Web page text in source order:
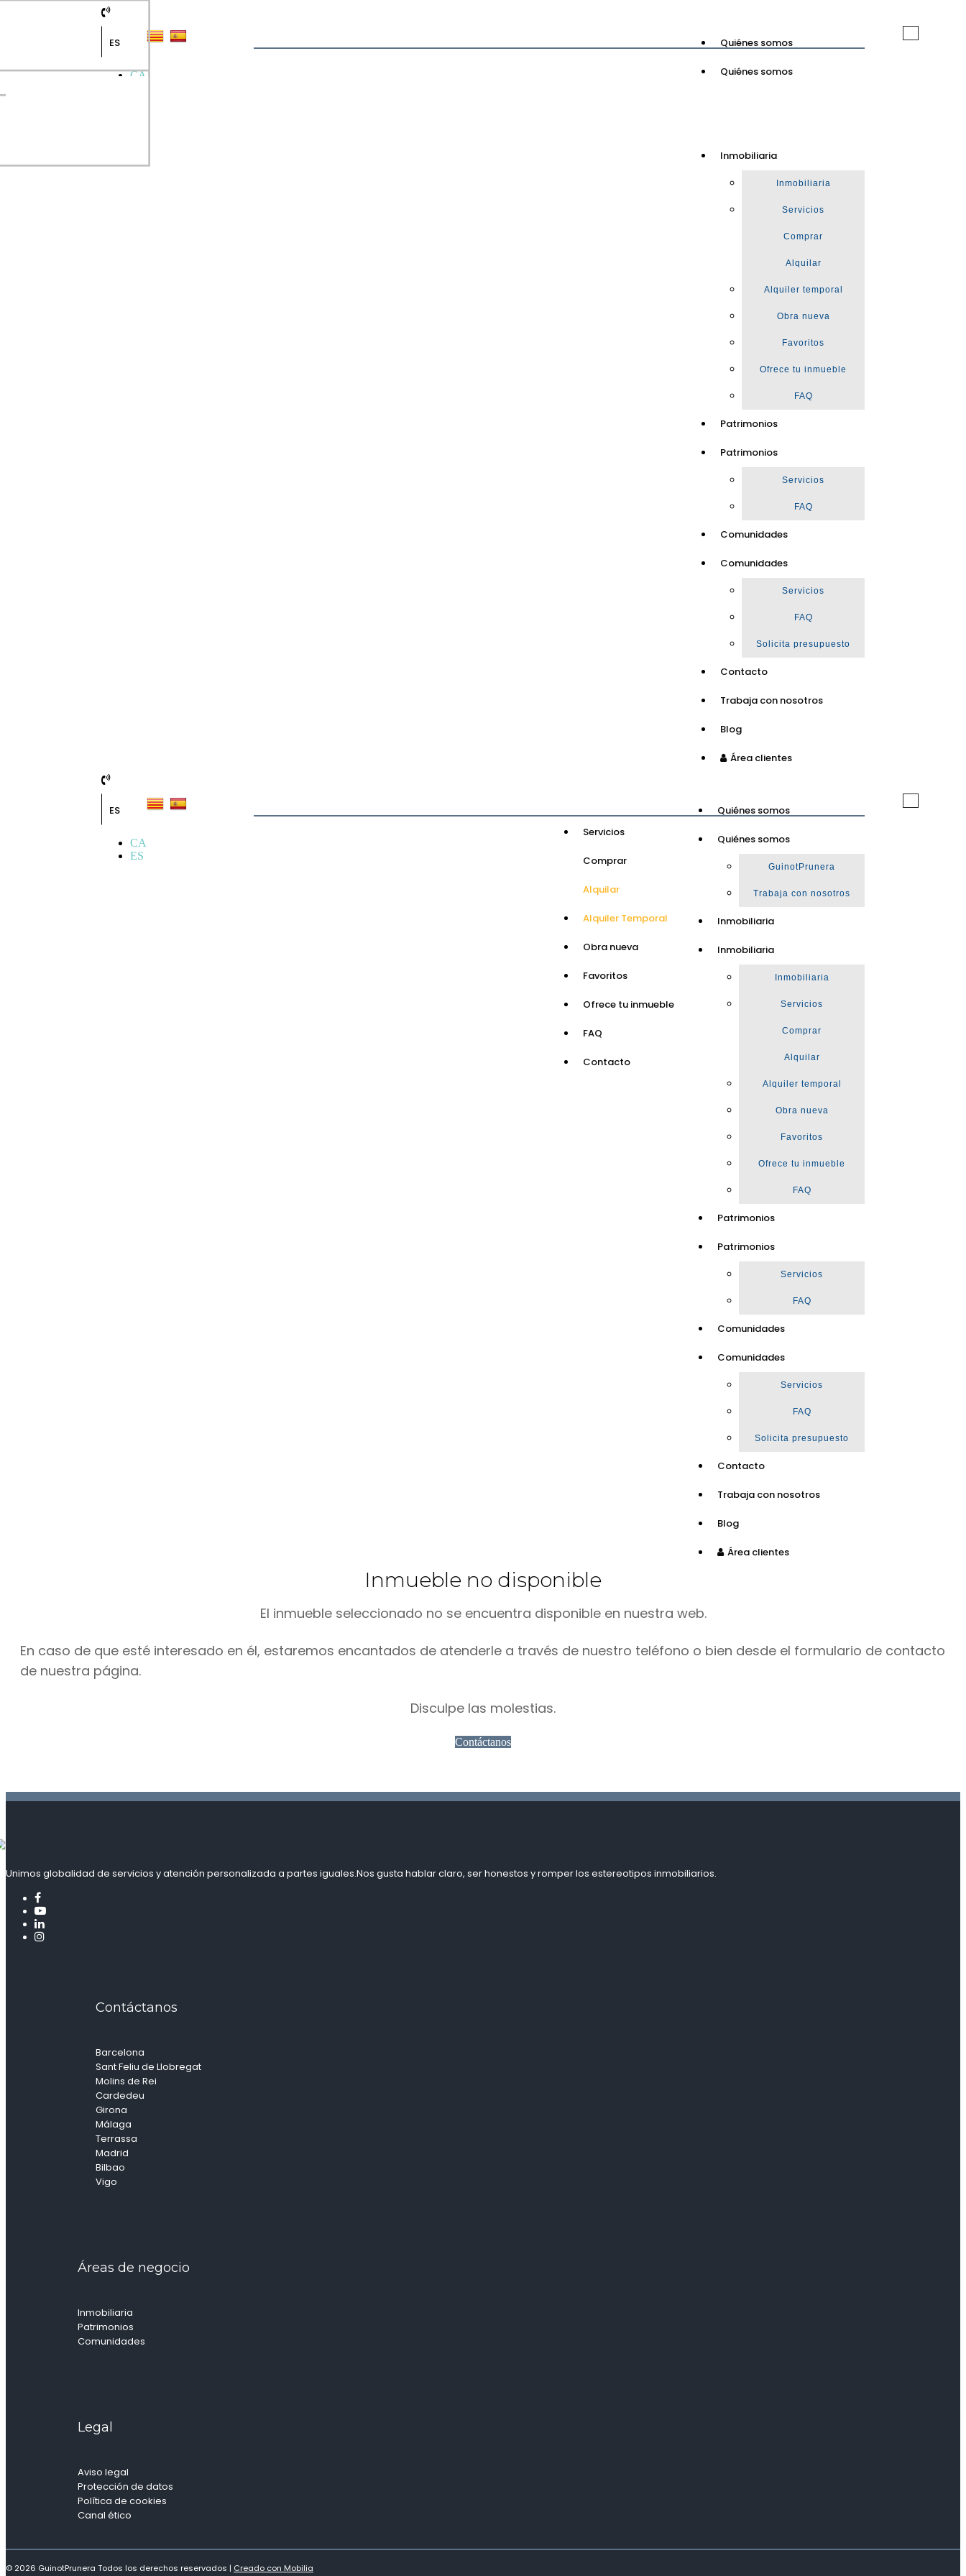
Toggle
Quiénes somos
Quiénes somos
Inmobiliaria
Inmobiliaria
Servicios
Comprar
Alquilar
Alquiler temporal
Obra nueva
Favoritos
Ofrece tu inmueble
FAQ
Patrimonios
Patrimonios
Servicios
FAQ
Comunidades
Comunidades
Servicios
FAQ
Solicita presupuesto
Contacto
Trabaja con nosotros
Blog
Área clientes
ES
CA
Toggle
Quiénes somos
Quiénes somos
GuinotPrunera
Trabaja con nosotros
Inmobiliaria
Inmobiliaria
Inmobiliaria
Servicios
Comprar
Alquilar
Alquiler temporal
Obra nueva
Favoritos
Ofrece tu inmueble
FAQ
Patrimonios
Patrimonios
Servicios
FAQ
Comunidades
Comunidades
Servicios
FAQ
Solicita presupuesto
Contacto
Trabaja con nosotros
Blog
Área clientes
ES
CA
ES
Servicios
Comprar
Alquilar
Alquiler Temporal
Obra nueva
Favoritos
Ofrece tu inmueble
FAQ
Contacto
Inmueble no disponible
El inmueble seleccionado no se encuentra disponible en nuestra web.
En caso de que esté interesado en él, estaremos encantados de atenderle a través de nuestro teléfono o bien desde el formulario de contacto
de nuestra página.
Disculpe las molestias.
Contáctanos
Unimos globalidad de servicios y atención personalizada a partes iguales.Nos gusta hablar claro, ser honestos y romper los estereotipos inmobiliarios.
Contáctanos
Barcelona
Sant Feliu de Llobregat
Molins de Rei
Cardedeu
Girona
Málaga
Terrassa
Madrid
Bilbao
Vigo
Áreas de negocio
Inmobiliaria
Patrimonios
Comunidades
Legal
Aviso legal
Protección de datos
Política de cookies
Canal ético
© 2026 GuinotPrunera Todos los derechos reservados | Creado con Mobilia